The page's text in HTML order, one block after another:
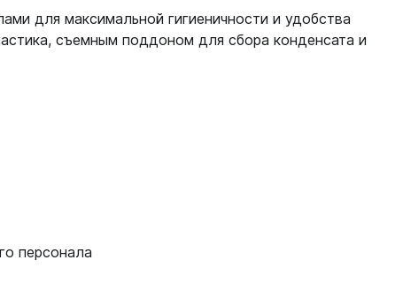
для максимальной гигиеничности и удобства
съемным поддоном для сбора конденсата и
персонала